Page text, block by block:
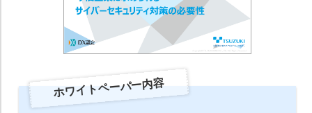
ホワイトペーパー内容